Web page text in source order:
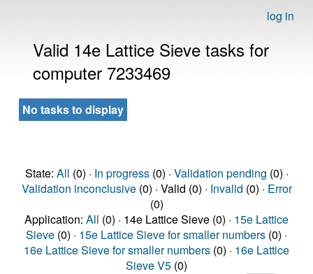
log in
Valid 14e Lattice Sieve tasks for
computer 7233469
No tasks to display
State: All (0) · In progress(0) · Validation pending (0) ·
Validation inconclusive(0) · Valid (0) · Invalid (0) · Error
(0)
Application: All (0) · 14e Lattice Sieve (0) · 15e Lattice
Sieve (0) · 15e Lattice Sieve for smaller numbers (0) ·
16e Lattice Sieve for smaller numbers (0) · 16e Lattice
Sieve V5 (0)